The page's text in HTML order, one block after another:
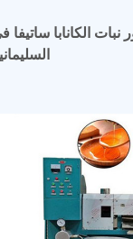
الكانابا ساتيفا